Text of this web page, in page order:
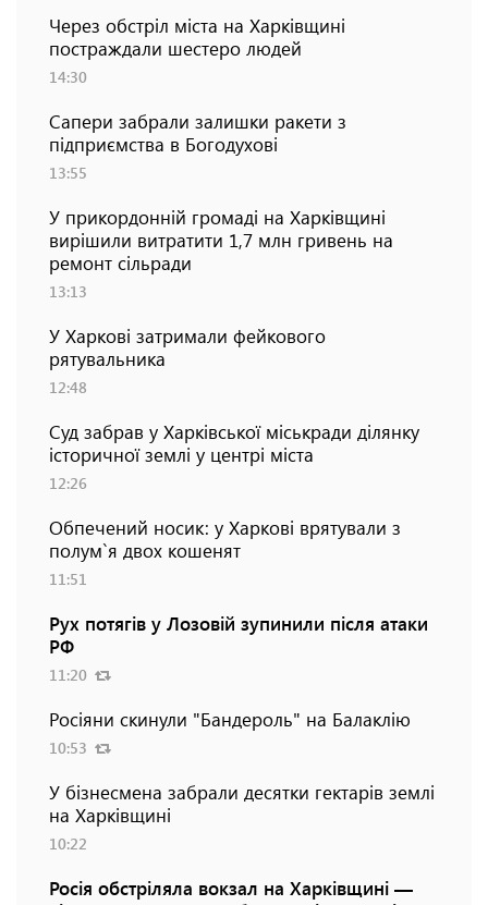
Через обстріл міста на Харківщині
постраждали шестеро людей
14:30
Сапери забрали залишки ракети з
підприємства в Богодухові
13:55
У прикордонній громаді на Харківщині
вирішили витратити 1,7 млн гривень на
ремонт сільради
13:13
У Харкові затримали фейкового
рятувальника
12:48
Суд забрав у Харківської міськради ділянку
історичної землі у центрі міста
12:26
Обпечений носик: у Харкові врятували з
полум`я двох кошенят
11:51
Рух потягів у Лозовій зупинили після атаки
РФ
11:20
Росіяни скинули "Бандероль" на Балаклію
10:53
У бізнесмена забрали десятки гектарів землі
на Харківщині
10:22
Росія обстріляла вокзал на Харківщині —